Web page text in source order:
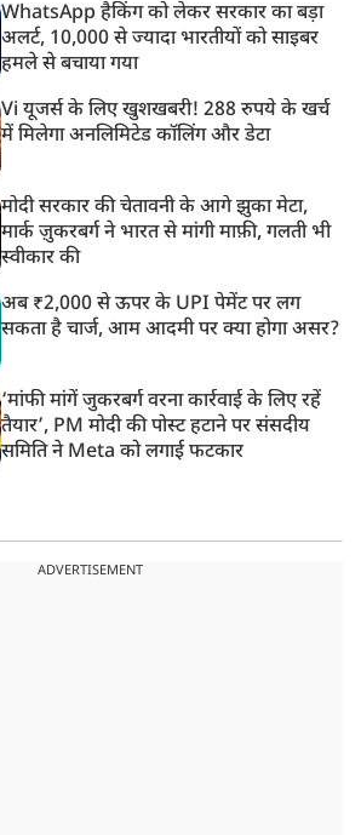
WhatsApp हैकिंग को लेकर सरकार का बड़ा
अलर्ट, 10,000 से ज्यादा भारतीयों को साइबर
हमले से बचाया गया
Vi यूजर्स के लिए खुशखबरी! 288 रुपये के खर्च
में मिलेगा अनलिमिटेड कॉलिंग और डेटा
मोदी सरकार की चेतावनी के आगे झुका मेटा,
मार्क ज़ुकरबर्ग ने भारत से मांगी माफ़ी, गलती भी
स्वीकार की
अब ₹2,000 से ऊपर के UPI पेमेंट पर लग
सकता है चार्ज, आम आदमी पर क्या होगा असर?
‘मांफी मांगें जुकरबर्ग वरना कार्रवाई के लिए रहें
तैयार’, PM मोदी की पोस्ट हटाने पर संसदीय
समिति ने Meta को लगाई फटकार
ADVERTISEMENT